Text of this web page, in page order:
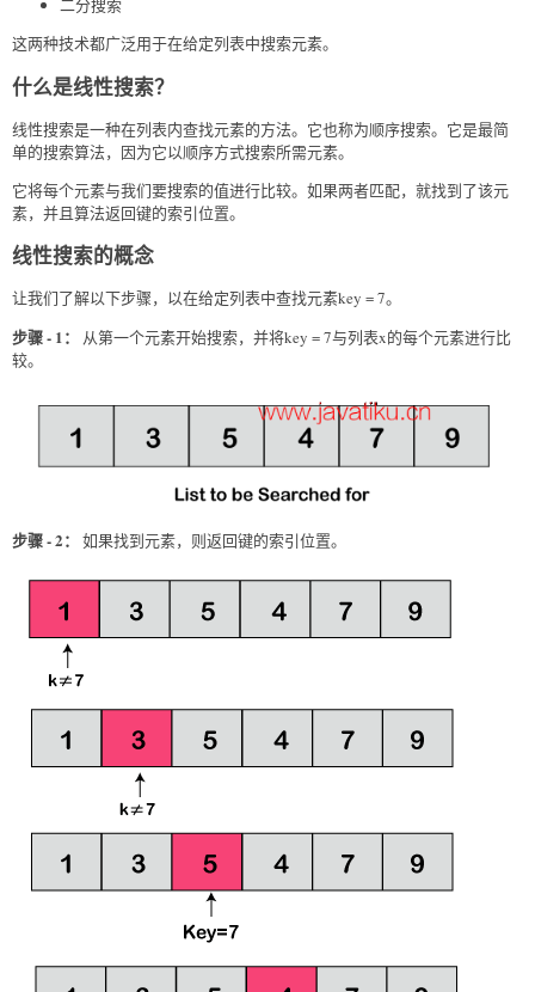
二分搜索
这两种技术都广泛用于在给定列表中搜索元素。
什么是线性搜索？
线性搜索是一种在列表内查找元素的方法。它也称为顺序搜索。它是最简
单的搜索算法，因为它以顺序方式搜索所需元素。
它将每个元素与我们要搜索的值进行比较。如果两者匹配，就找到了该元
素，并且算法返回键的索引位置。
线性搜索的概念
让我们了解以下步骤，以在给定列表中查找元素key = 7。
步骤 - 1：
从第一个元素开始搜索，并将key = 7与列表x的每个元素进行比
较。
步骤 - 2： 如果找到元素，则返回键的索引位置。